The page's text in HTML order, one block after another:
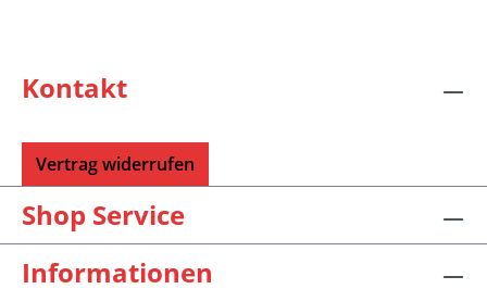
Kontakt
Vertrag widerrufen
Shop Service
Informationen